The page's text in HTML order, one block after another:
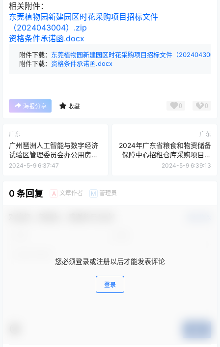
相关附件：
东莞植物园新建园区时花采购项目招标文件
（2024043004）.zip
资格条件承诺函.docx
附件下载： 东莞植物园新建园区时花采购项目招标文件（
附件下载： 资格条件承诺函.docx
海报分享 收藏 0 0
广东
广州琶洲人工智能与数字经济
试验区管理委员会办公用房和
党群服务中心场地租赁招标公
2024-5-9 6:37:47
广东
2024年广东省粮食和物资储备
保障中心招租仓库采购项目单
一来源公告
2024-5-9 6:39:13
0 条回复 A 文章作者 M 管理员
您必须登录或注册以后才能发表评论
登录